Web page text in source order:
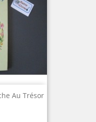
Au Trésor